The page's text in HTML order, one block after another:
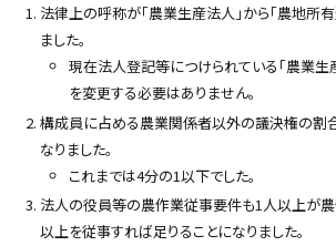
法律上の呼称が「農業生産法人」から「農地所
ました。
現在法人登記等につけられている「農業生
を変更する必要はありません。
構成員に占める農業関係者以外の議決権の割
なりました。
これまでは4分の1以下でした。
法人の役員等の農作業従事要件も1人以上が
以上を従事すれば足りることになりました。